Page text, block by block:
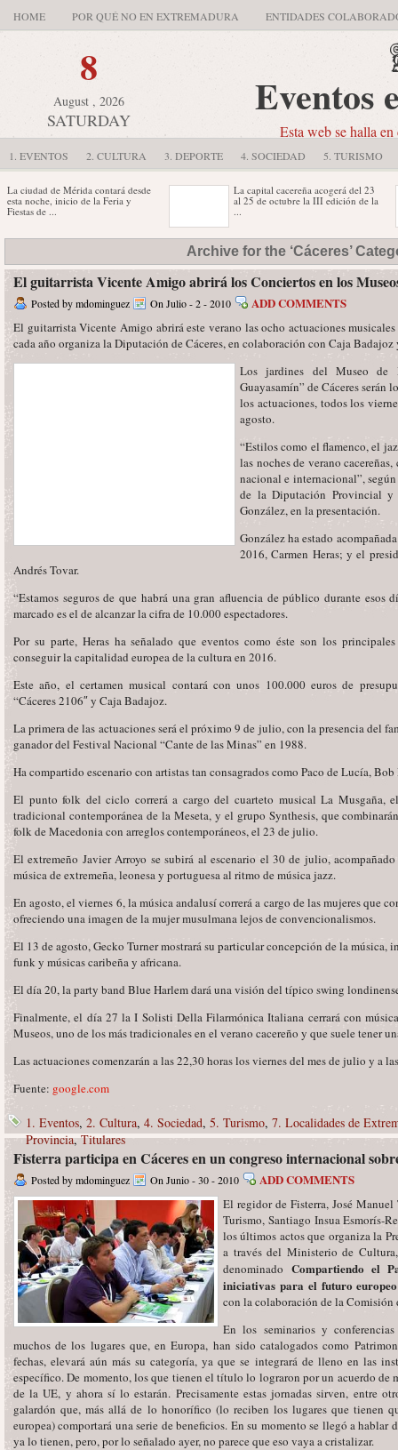
HOME POR QUÉ NO EN EXTREMADURA ENTIDADES
8
August , 2026
SATURDAY Eventos
Esta web se halla
1. EVENTOS 2. CULTURA 3. DEPORTE 4. SOCIEDAD 5. TURISMO
de Mérida contará desde
inicio de la Feria y
de ...
La capital cacereña acogerá del 23
al 25 de octubre la III edición de la
"Barón Rojo",
Bon Scott Band" forman
...
La Cámara de Comercio de Cáceres
organizará a partir de este
miércoles, día 17, en ...
Archive for the ‘Cáceres’
El guitarrista Vicente Amigo abrirá los Conciertos en los
Posted by mdominguez On Julio - 2 - 2010 ADD COMMENTS
El guitarrista Vicente Amigo abrirá este verano las ocho actuaciones
cada año organiza la Diputación de Cáceres, en colaboración con Caja Badajoz
Los jardines del Museo de
Guayasamín” de Cáceres serán
los actuaciones, todos los
agosto.
“Estilos como el flamenco, el
las noches de verano
nacional e internacional”,
de la Diputación Provincial y
González, en la presentación.
González ha estado
2016, Carmen Heras; y el
Andrés Tovar.
“Estamos seguros de que habrá una gran afluencia de público durante esos
marcado es el de alcanzar la cifra de 10.000 espectadores.
Por su parte, Heras ha señalado que eventos como éste son los
conseguir la capitalidad europea de la cultura en 2016.
Este año, el certamen musical contará con unos 100.000 euros de
“Cáceres 2106″ y Caja Badajoz.
La primera de las actuaciones será el próximo 9 de julio, con la presencia del
ganador del Festival Nacional “Cante de las Minas” en 1988.
Ha compartido escenario con artistas tan consagrados como Paco de Lucía,
El punto folk del ciclo correrá a cargo del cuarteto musical La Musgaña,
tradicional contemporánea de la Meseta, y el grupo Synthesis, que
folk de Macedonia con arreglos contemporáneos, el 23 de julio.
El extremeño Javier Arroyo se subirá al escenario el 30 de julio,
música de extremeña, leonesa y portuguesa al ritmo de música jazz.
En agosto, el viernes 6, la música andalusí correrá a cargo de las mujeres que
ofreciendo una imagen de la mujer musulmana lejos de convencionalismos.
El 13 de agosto, Gecko Turner mostrará su particular concepción de la música,
funk y músicas caribeña y africana.
El día 20, la party band Blue Harlem dará una visión del típico swing
Finalmente, el día 27 la I Solisti Della Filarmónica Italiana cerrará con
Museos, uno de los más tradicionales en el verano cacereño y que suele tener
Las actuaciones comenzarán a las 22,30 horas los viernes del mes de julio y a
Fuente: google.com
1. Eventos, 2. Cultura, 4. Sociedad, 5. Turismo, 7. Localidades de
Provincia,Titulares
Fisterra participa en Cáceres en un congreso internacional
Posted by mdominguez On Junio - 30 - 2010 ADD COMMENTS
El regidor de Fisterra, José
Turismo, Santiago Insua Esmorís-
los últimos actos que organiza la
a través del Ministerio de
denominado Compartiendo el
iniciativas para el futuro
con la colaboración de la Comisión
En los seminarios y
muchos de los lugares que, en Europa, han sido catalogados como
fechas, elevará aún más su categoría, ya que se integrará de lleno en las
específico. De momento, los que tienen el título lo lograron por un acuerdo de
de la UE, y ahora sí lo estarán. Precisamente estas jornadas sirven, entre
galardón que, más allá de lo honorífico (lo reciben los lugares que tienen
europea) comportará una serie de beneficios. En su momento se llegó a
ya lo tienen, pero, por lo señalado ayer, no parece que eso vaya a cristalizar.